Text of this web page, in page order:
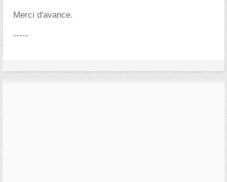
Merci d'avance.
-----